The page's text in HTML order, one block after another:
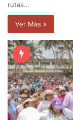
rutas…
Ver Mas »